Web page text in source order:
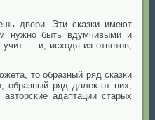
двери. Эти сказки имеют
нужно быть вдумчивыми и
— и, исходя из ответов,
то образный ряд сказки
образный ряд далек от них,
адаптации старых